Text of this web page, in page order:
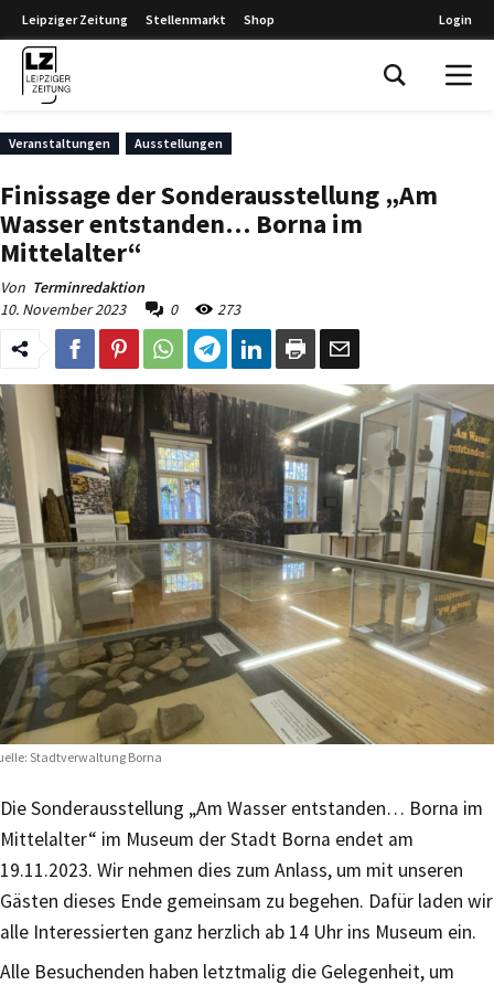
Leipziger Zeitung Stellenmarkt Shop Login
Veranstaltungen Ausstellungen
Finissage der Sonderausstellung „Am
Wasser entstanden… Borna im
Mittelalter“
Von Terminredaktion
10. November 2023
0 273
Stadtverwaltung Borna
Die Sonderausstellung „Am Wasser entstanden… Borna im
Mittelalter“ im Museum der Stadt Borna endet am
19.11.2023. Wir nehmen dies zum Anlass, um mit unseren
Gästen dieses Ende gemeinsam zu begehen. Dafür laden wir
alle Interessierten ganz herzlich ab 14 Uhr ins Museum ein.
Alle Besuchenden haben letztmalig die Gelegenheit, um